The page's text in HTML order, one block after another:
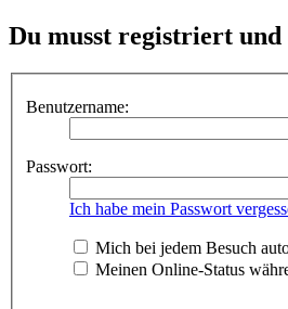
Du musst registriert und
Benutzername:
Passwort:
Ich habe mein Passwort
Mich bei jedem Besuch
Meinen Online-Status